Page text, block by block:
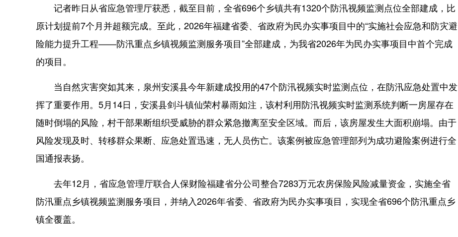
记者昨日从省应急管理厅获悉，截至目前，全省696个乡镇共有1320个防汛视频监测点位全部建成，比
原计划提前7个月并超额完成。至此，2026年福建省委、省政府为民办实事项目中的“实施社会应急和防灾避
险能力提升工程——防汛重点乡镇视频监测服务项目”全部建成，为我省2026年为民办实事项目中首个完成
的项目。
当自然灾害突如其来，泉州安溪县今年新建成投用的47个防汛视频实时监测点位，在防汛应急处置中发
挥了重要作用。5月14日，安溪县剑斗镇仙荣村暴雨如注，该村利用防汛视频实时监测系统判断一房屋存在
随时倒塌的风险，村干部果断组织受威胁的群众紧急撤离至安全区域。而后，该房屋发生大面积崩塌。由于
风险发现及时、转移群众果断、应急处置迅速，无人员伤亡。该案例被应急管理部列为成功避险案例进行全
国通报表扬。
去年12月，省应急管理厅联合人保财险福建省分公司整合7283万元农房保险风险减量资金，实施全省
防汛重点乡镇视频监测服务项目，并纳入2026年省委、省政府为民办实事项目，实现全省696个防汛重点乡
镇全覆盖。